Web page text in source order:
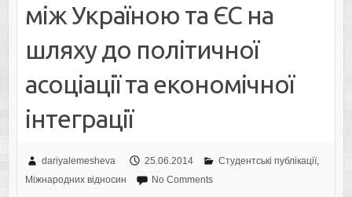
між Україною та ЄС на
шляху до політичної
асоціації та економічної
інтеграції
dariyalemesheva 25.06.2014 Студентські публікації,
Міжнародних відносин
No Comments